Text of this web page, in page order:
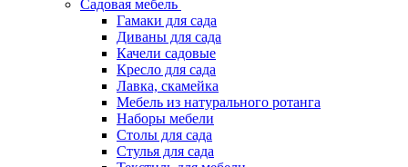
Садовая мебель
Гамаки для сада
Диваны для сада
Качели садовые
Кресло для сада
Лавка, скамейка
Мебель из натурального ротанга
Наборы мебели
Столы для сада
Стулья для сада